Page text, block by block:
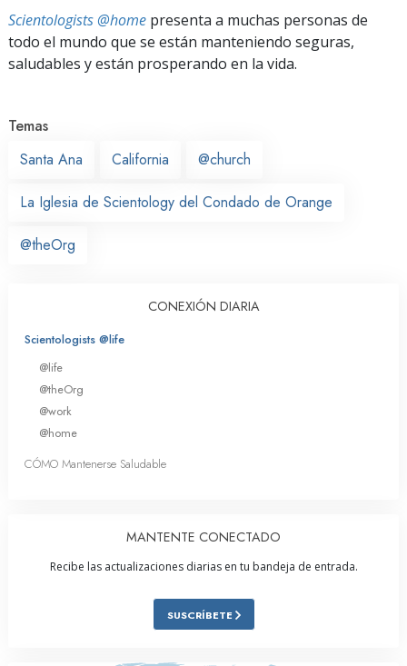
Scientologists @home presenta a muchas personas de
todo el mundo que se están manteniendo seguras,
saludables y están prosperando en la vida.
Temas
Santa Ana
California @church
La Iglesia de Scientology del Condado de Orange
@theOrg
CONEXIÓN DIARIA
Scientologists @life
@life
@theOrg
@work
@home
CÓMO Mantenerse Saludable
MANTENTE CONECTADO
Recibe las actualizaciones diarias en tu bandeja de entrada.
SUSCRÍBETE